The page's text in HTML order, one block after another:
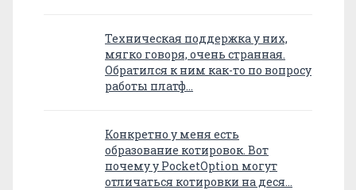
Техническая поддержка у них,
мягко говоря, очень странная.
Обратился к ним как-то по вопросу
работы платф…
Конкретно у меня есть
образование котировок. Вот
почему у PocketOption могут
отличаться котировки на деся…